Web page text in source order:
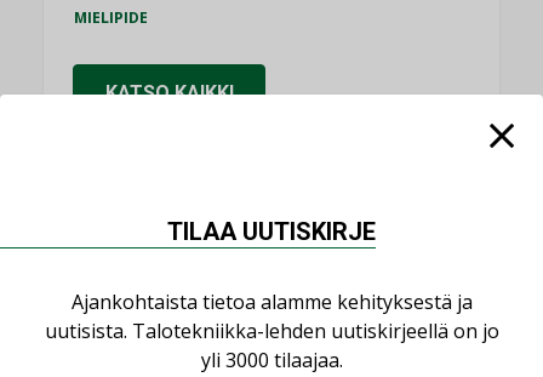
MIELIPIDE
KATSO KAIKKI
NIMITYKSET
Consti
NIMITYKSET
TILAA UUTISKIRJE
Ajankohtaista tietoa alamme kehityksestä ja
uutisista. Talotekniikka-lehden uutiskirjeellä on jo
yli 3000 tilaajaa.